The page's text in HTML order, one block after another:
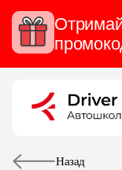
КАТЕГОРІЇ
ПОСЛУГИ
Назад